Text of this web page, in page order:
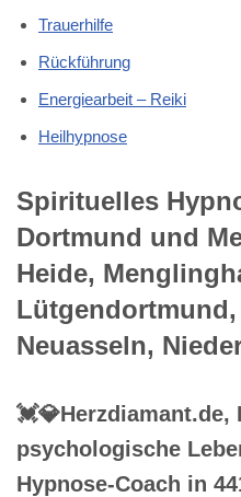
Trauerhilfe
Rückführung
Energiearbeit – Reiki
Heilhypnose
Spirituelles
Dortmund und
Heide,
Lütgendortmund,
Neuasseln,
psychologische
Hypnose-Coach in